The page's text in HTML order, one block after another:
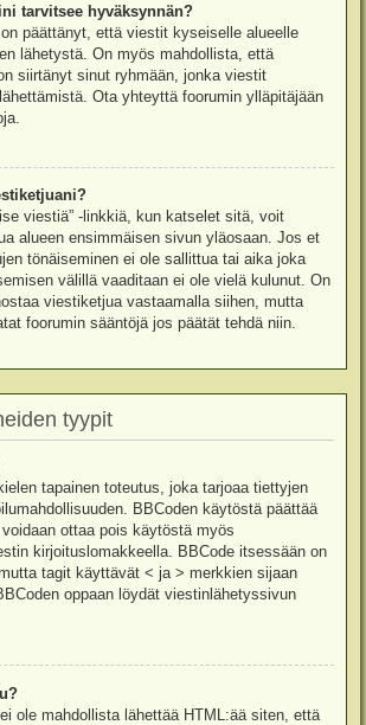
tarvitsee hyväksynnän?
päättänyt, että viestit kyseiselle alueelle
lähetystä. On myös mahdollista, että
siirtänyt sinut ryhmään, jonka viestit
Ota yhteyttä foorumin ylläpitäjään
viestiä” -linkkiä, kun katselet sitä, voit
alueen ensimmäisen sivun yläosaan. Jos et
tönäiseminen ei ole sallittua tai aika joka
välillä vaaditaan ei ole vielä kulunut. On
viestiketjua vastaamalla siihen, mutta
foorumin sääntöjä jos päätät tehdä niin.
tyypit
tapainen toteutus, joka tarjoaa tiettyjen
BBCoden käytöstä päättää
ottaa pois käytöstä myös
kirjoituslomakkeella. BBCode itsessään on
tagit käyttävät < ja > merkkien sijaan
oppaan löydät viestinlähetyssivun
ole mahdollista lähettää HTML:ää siten, että